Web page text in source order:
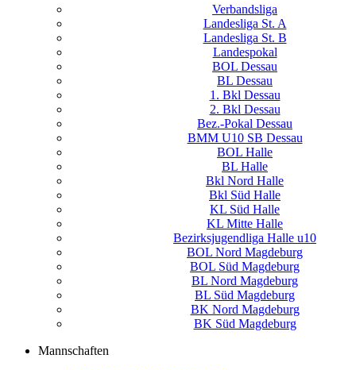
Verbandsliga
Landesliga St. A
Landesliga St. B
Landespokal
BOL Dessau
BL Dessau
1. Bkl Dessau
2. Bkl Dessau
Bez.-Pokal Dessau
BMM U10 SB Dessau
BOL Halle
BL Halle
Bkl Nord Halle
Bkl Süd Halle
KL Süd Halle
KL Mitte Halle
Bezirksjugendliga Halle u10
BOL Nord Magdeburg
BOL Süd Magdeburg
BL Nord Magdeburg
BL Süd Magdeburg
BK Nord Magdeburg
BK Süd Magdeburg
Mannschaften